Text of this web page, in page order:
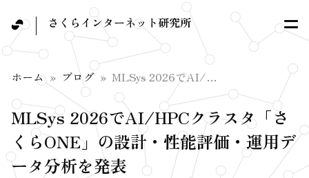
さくらインターネット研究所
ホーム ブログ MLSys 2026でAI/HPCクラスタ「さくらONE」の設計・性能評価・運用データ分析を発表
MLSys 2026でAI/HPCクラスタ「さ
くらONE」の設計・性能評価・運用デ
ータ分析を発表